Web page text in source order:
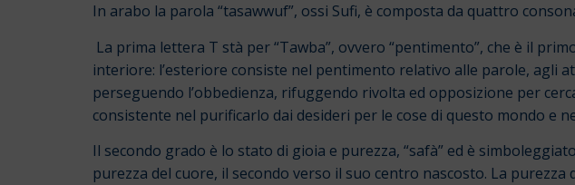
In arabo la parola “tasawwuf”, ossi Sufi, è composta da quattro
La prima lettera T stà per “Tawba”, ovvero “pentimento”, che è il
interiore: l’esteriore consiste nel pentimento relativo alle parole, agli
perseguendo l’obbedienza, rifuggendo rivolta ed opposizione per
consistente nel purificarlo dai desideri per le cose di questo mondo e
Il secondo grado è lo stato di gioia e purezza, “safà” ed è
purezza del cuore, il secondo verso il suo centro nascosto. La